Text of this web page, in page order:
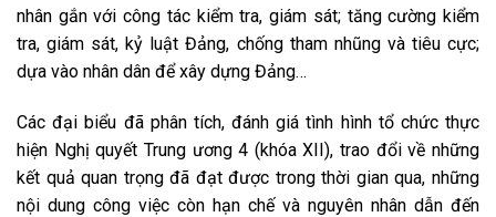
nhân gắn với công tác kiểm tra, giám sát; tăng cường kiểm
tra, giám sát, kỷ luật Đảng, chống tham nhũng và tiêu cực;
dựa vào nhân dân để xây dựng Đảng…
Các đại biểu đã phân tích, đánh giá tình hình tổ chức thực
hiện Nghị quyết Trung ương 4 (khóa XII), trao đổi về những
kết quả quan trọng đã đạt được trong thời gian qua, những
nội dung công việc còn hạn chế và nguyên nhân dẫn đến